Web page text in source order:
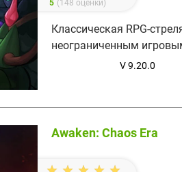
5 (148 оценки)
Классическая RPG-
неограниченным
V 9.20.0
Awaken: Chaos Era